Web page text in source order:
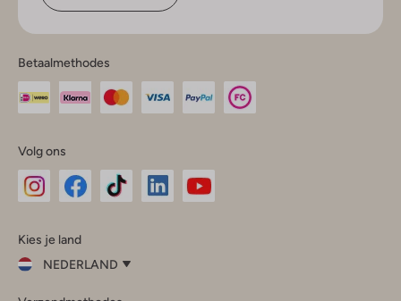
Betaalmethodes
Volg ons
InstagramFacebook
Kies je land
NEDERLAND